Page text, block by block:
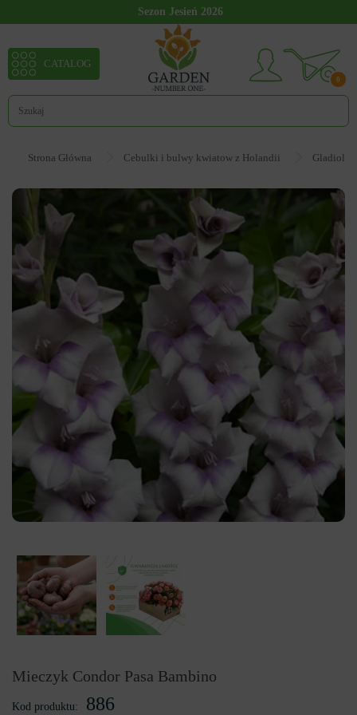
Sezon Jesień 2026
0
CATALOG
Strona Główna Cebulki i bulwy kwiatow z Holandii
Mieczyk Condor Pasa Bambino
Kod produktu: 886